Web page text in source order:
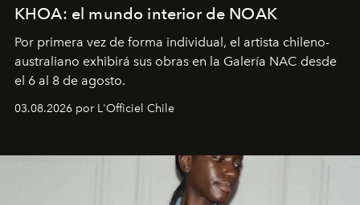
KHOA: el mundo interior de NOAK
Por primera vez de forma individual, el artista chileno-
australiano exhibirá sus obras en la Galería NAC desde
el 6 al 8 de agosto.
03.08.2026 por L'Officiel Chile